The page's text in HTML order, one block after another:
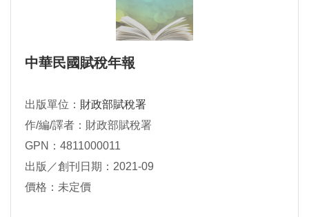
中華民國賦稅年報
出版單位： 財政部賦稅署
作/編/譯者：財政部賦稅署
GPN：4811000011
出版／創刊日期：2021-09
價格：未定價